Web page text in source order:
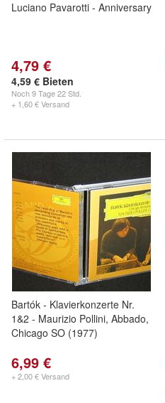
Luciano Pavarotti - Anniversary
4,79 €
4,59 € Bieten
Noch9 Tage 22 Std.
+ 1,60 € Versand
Bartók - Klavierkonzerte Nr.
1&2 - Maurizio Pollini, Abbado,
Chicago SO (1977)
6,99 €
+ 2,00 € Versand